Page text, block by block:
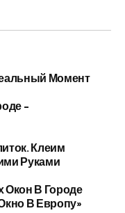
Момент
–
Клеим
Руками
Окон В Городе
В Европу»